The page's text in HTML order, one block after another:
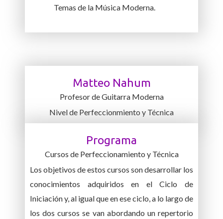
Temas de la Música Moderna.
Matteo Nahum
Profesor de Guitarra Moderna
Nivel de Perfeccionmiento y Técnica
Programa
Cursos de Perfeccionamiento y Técnica
Los objetivos de estos cursos son desarrollar los
conocimientos adquiridos en el Ciclo de
Iniciación y, al igual que en ese ciclo, a lo largo de
los dos cursos se van abordando un repertorio